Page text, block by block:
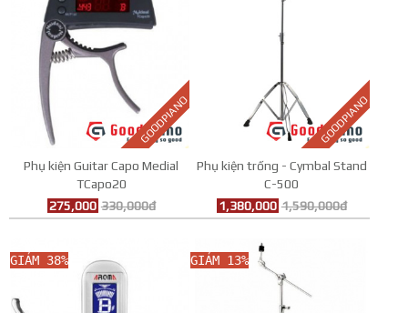
GOODPIANO
Phụ kiện Guitar Capo Medial
TCapo20
275,000 330,000đ
GOODPIANO
Phụ kiện trống - Cymbal Stand
C-500
1,380,000 1,590,000đ
GIẢM 38% GIẢM 13%